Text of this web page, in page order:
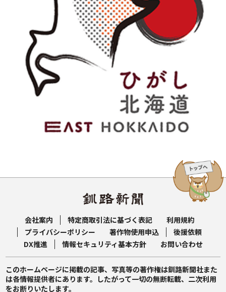
会社案内 特定商取引法に基づく表記
利用規約
プライバシーポリシー
著作物使用申込
後援依頼
DX推進
情報セキュリティ基本方針 お問い合わせ
このホームページに掲載の記事、写真等の著作権は釧路新聞社また
は各情報提供者にあります。したがって一切の無断転載、二次利用
をお断りいたします。